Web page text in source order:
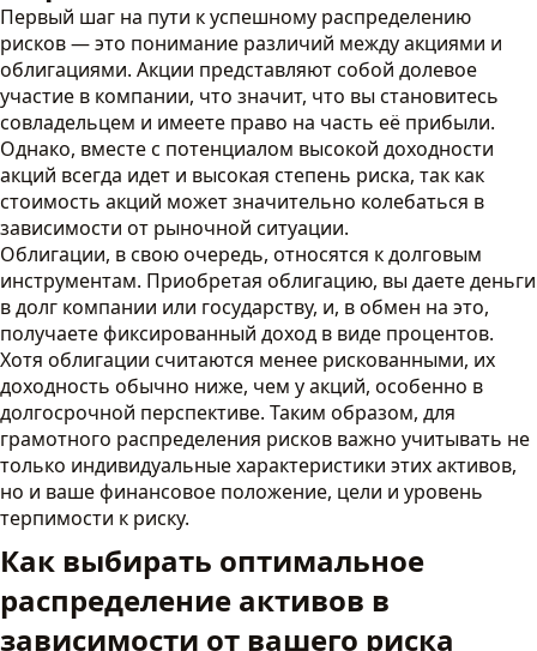
Первый шаг на пути к успешному распределению
рисков — это понимание различий между акциями и
облигациями. Акции представляют собой долевое
участие в компании, что значит, что вы становитесь
совладельцем и имеете право на часть её прибыли.
Однако, вместе с потенциалом высокой доходности
акций всегда идет и высокая степень риска, так как
стоимость акций может значительно колебаться в
зависимости от рыночной ситуации.
Облигации, в свою очередь, относятся к долговым
инструментам. Приобретая облигацию, вы даете деньги
в долг компании или государству, и, в обмен на это,
получаете фиксированный доход в виде процентов.
Хотя облигации считаются менее рискованными, их
доходность обычно ниже, чем у акций, особенно в
долгосрочной перспективе. Таким образом, для
грамотного распределения рисков важно учитывать не
только индивидуальные характеристики этих активов,
но и ваше финансовое положение, цели и уровень
терпимости к риску.
Как выбирать оптимальное
распределение активов в
зависимости от вашего риска